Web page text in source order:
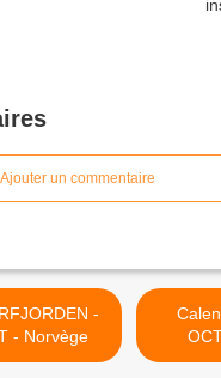
Ajouter un commentaire
- Norvège